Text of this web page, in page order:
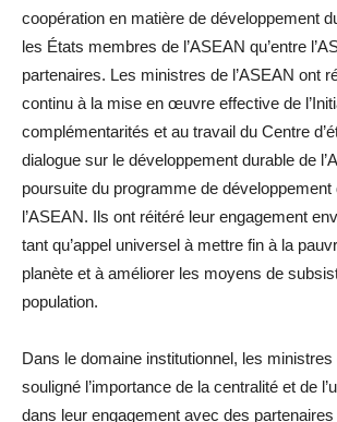
coopération en matière de développement
les États membres de l’ASEAN qu’entre
partenaires. Les ministres de l’ASEAN ont
continu à la mise en œuvre effective de
complémentarités et au travail du Centre
dialogue sur le développement durable de
poursuite du programme de développement
l’ASEAN. Ils ont réitéré leur engagement
tant qu’appel universel à mettre fin à la
planète et à améliorer les moyens de
population.
Dans le domaine institutionnel, les ministres
souligné l’importance de la centralité et de
dans leur engagement avec des